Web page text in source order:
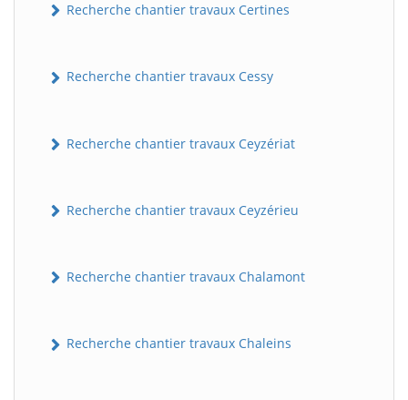
Recherche chantier travaux Certines
Recherche chantier travaux Cessy
Recherche chantier travaux Ceyzériat
Recherche chantier travaux Ceyzérieu
Recherche chantier travaux Chalamont
Recherche chantier travaux Chaleins